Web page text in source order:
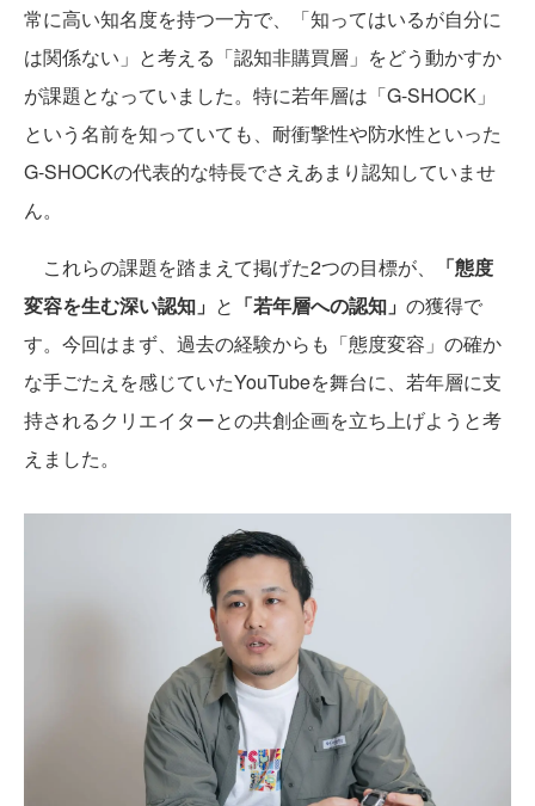
常に高い知名度を持つ一方で、「知ってはいるが自分に
は関係ない」と考える「認知非購買層」をどう動かすか
が課題となっていました。特に若年層は「G-SHOCK」
という名前を知っていても、耐衝撃性や防水性といった
G-SHOCKの代表的な特長でさえあまり認知していませ
ん。
これらの課題を踏まえて掲げた2つの目標が、
「態度
変容を生む深い認知」 と 「若年層への認知」 の獲得で
す。今回はまず、過去の経験からも「態度変容」の確か
な手ごたえを感じていたYouTubeを舞台に、若年層に支
持されるクリエイターとの共創企画を立ち上げようと考
えました。